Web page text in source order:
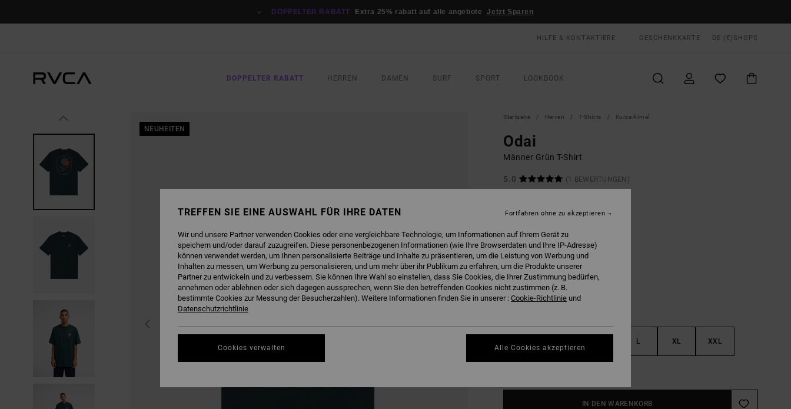
DOPPELTER RABATT Extra 25% rabatt auf alle angebote Jetzt Sparen
HILFE & KONTAKTIERE GESCHENKKARTE DE (€) SHOPS
DOPPELTER RABATT HERREN DAMEN SURF SPORT LOOKBOOK
NEUHEITEN
Startseite Herren T-Shirts Kurze Ärmel
Odai
Männer Grün T-Shirt
5.0
(1 BEWERTUNGEN)
40,00 €
FARBEHunter Green
L XL XXL
IN DEN WARENKORB
TREFFEN SIE EINE AUSWAHL FÜR IHRE DATEN
Wir und unsere Partner verwenden Cookies oder eine vergleichbare Technologie, um Informationen auf Ihrem Gerät zu
speichern und/oder darauf zuzugreifen. Diese personenbezogenen Informationen (wie Ihre Browserdaten und Ihre IP-Adresse)
können verwendet werden, um Ihnen personalisierte Beiträge und Inhalte zu präsentieren, um die Leistung von Werbung und
Inhalten zu messen, um Werbung zu personalisieren, und um mehr über ihr Publikum zu erfahren, um die Produkte unserer
Partner zu entwickeln und zu verbessern. Sie können Ihre Wahl so einstellen, dass Sie Cookies, die Ihrer Zustimmung bedürfen,
annehmen oder ablehnen oder sich dagegen aussprechen, wenn Sie den betreffenden Cookies nicht zustimmen (z. B.
bestimmte Cookies zur Messung der Besucherzahlen). Weitere Informationen finden Sie in unserer : Cookie-Richtlinie und
Datenschutzrichtlinie
Cookies verwalten
Fortfahren ohne zu akzeptieren
Alle Cookies akzeptieren